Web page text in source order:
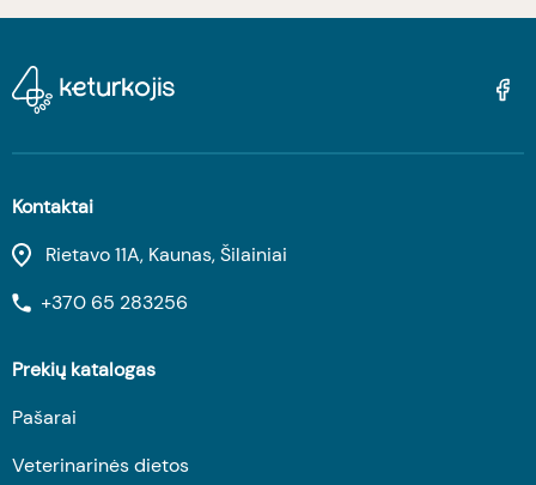
Kontaktai
Rietavo 11A, Kaunas, Šilainiai
+370 65 283256
Prekių katalogas
Pašarai
Veterinarinės dietos